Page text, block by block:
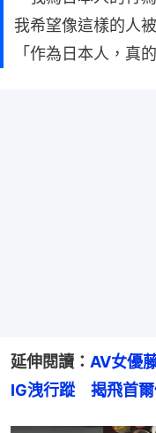
我希望像這樣的人
「作為日本人，真
延伸閱讀： AV女優
IG洩行蹤　揭飛首